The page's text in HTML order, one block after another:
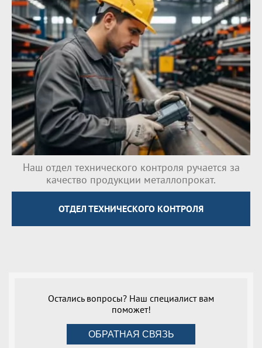
Наш отдел технического контроля ручается за
качество продукции металлопрокат.
ОТДЕЛ ТЕХНИЧЕСКОГО КОНТРОЛЯ
Остались вопросы? Наш специалист вам
поможет!
ОБРАТНАЯ СВЯЗЬ